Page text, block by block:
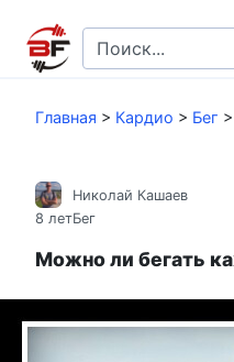
контенту
Search
for:
Главная > Кардио > Бег >
Николай Кашаев
8 летБег
Можно ли бегать